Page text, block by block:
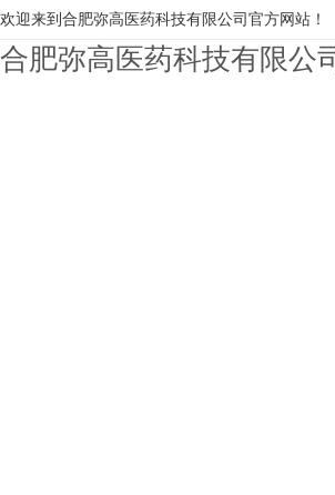
欢迎来到合肥弥高医药科技有限公司官方网站！
合肥弥高医药科技有限公